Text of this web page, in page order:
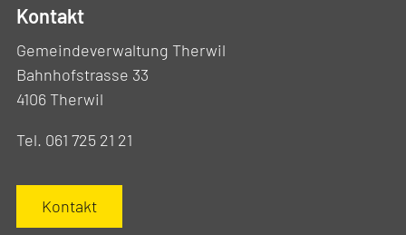
Kontakt
Gemeindeverwaltung Therwil
Bahnhofstrasse 33
4106 Therwil
Tel. 061 725 21 21
Kontakt